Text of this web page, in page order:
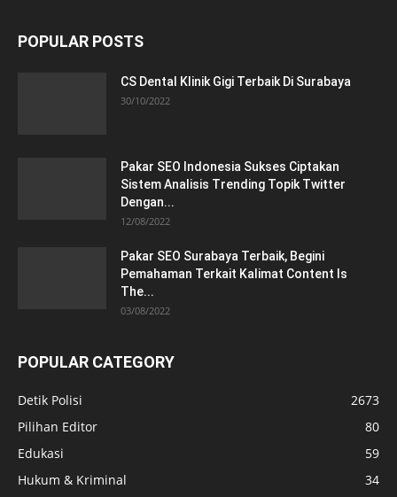
POPULAR POSTS
CS Dental Klinik Gigi Terbaik Di Surabaya
30/10/2022
Pakar SEO Indonesia Sukses Ciptakan
Sistem Analisis Trending Topik Twitter
Dengan...
12/08/2022
Pakar SEO Surabaya Terbaik, Begini
Pemahaman Terkait Kalimat Content Is
The...
03/08/2022
POPULAR CATEGORY
Detik Polisi
2673
Pilihan Editor
80
Edukasi
59
Hukum & Kriminal
34